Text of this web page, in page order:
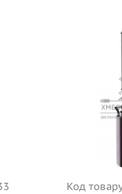
Код